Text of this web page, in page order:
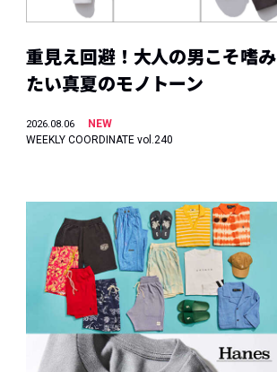
重見え回避！大人の男こそ嗜み
たい真夏のモノトーン
2026.08.06
NEW
WEEKLY COORDINATE vol.240